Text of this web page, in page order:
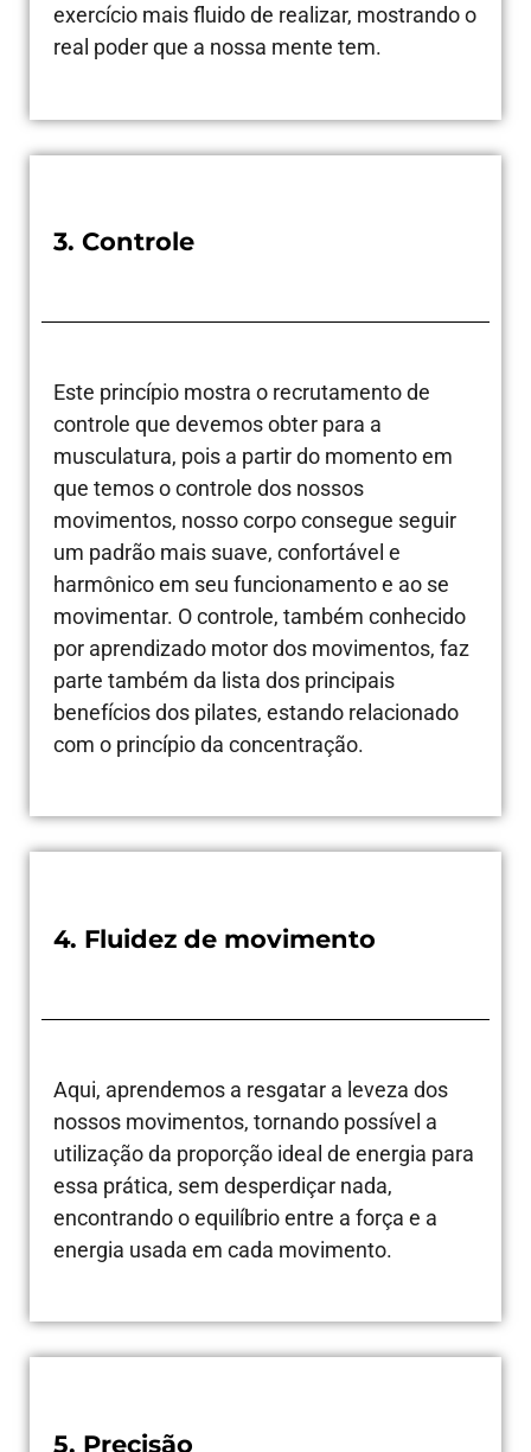
exercício mais fluido de realizar, mostrando o
real poder que a nossa mente tem.
3. Controle
Este princípio mostra o recrutamento de
controle que devemos obter para a
musculatura, pois a partir do momento em
que temos o controle dos nossos
movimentos, nosso corpo consegue seguir
um padrão mais suave, confortável e
harmônico em seu funcionamento e ao se
movimentar. O controle, também conhecido
por aprendizado motor dos movimentos, faz
parte também da lista dos principais
benefícios dos pilates, estando relacionado
com o princípio da concentração.
4. Fluidez de movimento
Aqui, aprendemos a resgatar a leveza dos
nossos movimentos, tornando possível a
utilização da proporção ideal de energia para
essa prática, sem desperdiçar nada,
encontrando o equilíbrio entre a força e a
energia usada em cada movimento.
5. Precisão